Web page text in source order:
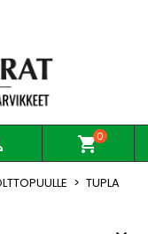
shopping_cart0
TUPLA